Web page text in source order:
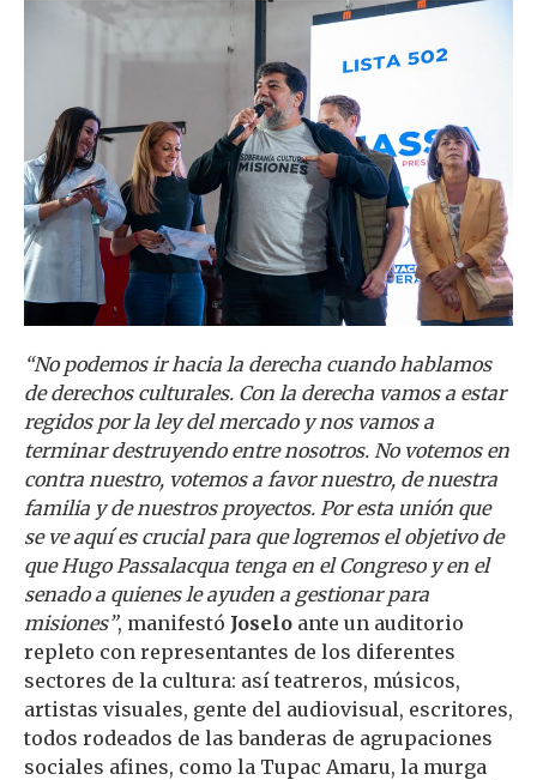
“No podemos ir hacia la derecha cuando hablamos
de derechos culturales. Con la derecha vamos a estar
regidos por la ley del mercado y nos vamos a
terminar destruyendo entre nosotros. No votemos en
contra nuestro, votemos a favor nuestro, de nuestra
familia y de nuestros proyectos. Por esta unión que
se ve aquí es crucial para que logremos el objetivo de
que Hugo Passalacqua tenga en el Congreso y en el
senado a quienes le ayuden a gestionar para
misiones”, manifestó Joselo ante un auditorio
repleto con representantes de los diferentes
sectores de la cultura: así teatreros, músicos,
artistas visuales, gente del audiovisual, escritores,
todos rodeados de las banderas de agrupaciones
sociales afines, como la Tupac Amaru, la murga